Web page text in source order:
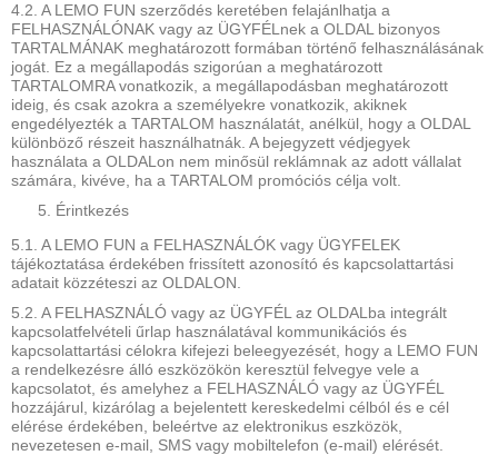
4.2. A LEMO FUN szerződés keretében felajánlhatja a
FELHASZNÁLÓNAK vagy az ÜGYFÉLnek a OLDAL bizonyos
TARTALMÁNAK meghatározott formában történő felhasználásának
jogát. Ez a megállapodás szigorúan a meghatározott
TARTALOMRA vonatkozik, a megállapodásban meghatározott
ideig, és csak azokra a személyekre vonatkozik, akiknek
engedélyezték a TARTALOM használatát, anélkül, hogy a OLDAL
különböző részeit használhatnák. A bejegyzett védjegyek
használata a OLDALon nem minősül reklámnak az adott vállalat
számára, kivéve, ha a TARTALOM promóciós célja volt.
Érintkezés
5.1. A LEMO FUN a FELHASZNÁLÓK vagy ÜGYFELEK
tájékoztatása érdekében frissített azonosító és kapcsolattartási
adatait közzéteszi az OLDALON.
5.2. A FELHASZNÁLÓ vagy az ÜGYFÉL az OLDALba integrált
kapcsolatfelvételi űrlap használatával kommunikációs és
kapcsolattartási célokra kifejezi beleegyezését, hogy a LEMO FUN
a rendelkezésre álló eszközökön keresztül felvegye vele a
kapcsolatot, és amelyhez a FELHASZNÁLÓ vagy az ÜGYFÉL
hozzájárul, kizárólag a bejelentett kereskedelmi célból és e cél
elérése érdekében, beleértve az elektronikus eszközök,
nevezetesen e-mail, SMS vagy mobiltelefon (e-mail) elérését.